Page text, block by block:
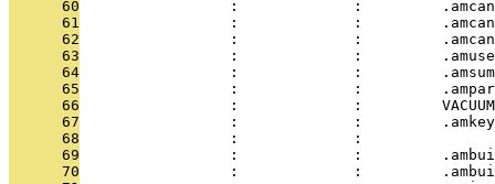
      60
:             :
      61
:             :
      62
:             :
      63
:             :
      64
:             :
      65
:             :
      66
:             :
      67
:             :
      68
                 :             :
      69
:             :
      70
:             :